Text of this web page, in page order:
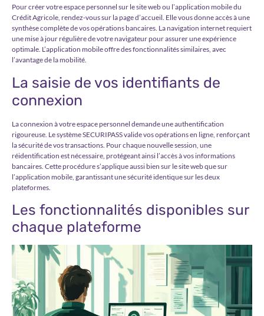
Pour créer votre espace personnel sur le site web ou l’application mobile du
Crédit Agricole, rendez-vous sur la page d’accueil. Elle vous donne accès à une
synthèse complète de vos opérations bancaires. La navigation internet requiert
une mise à jour régulière de votre navigateur pour assurer une expérience
optimale. L’application mobile offre des fonctionnalités similaires, avec
l’avantage de la mobilité.
La saisie de vos identifiants de
connexion
La connexion à votre espace personnel demande une authentification
rigoureuse. Le système SECURIPASS valide vos opérations en ligne, renforçant
la sécurité de vos transactions. Pour chaque nouvelle session, une
réidentification est nécessaire, protégeant ainsi l’accès à vos informations
bancaires. Cette procédure s’applique aussi bien sur le site web que sur
l’application mobile, garantissant une sécurité identique sur les deux
plateformes.
Les fonctionnalités disponibles sur
chaque plateforme